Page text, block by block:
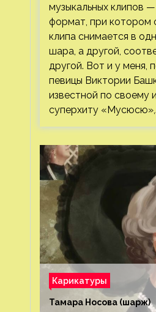
музыкальных клипов
формат, при котором
клипа снимается в
шара, а другой,
другой. Вот и у меня,
певицы Виктории
известной по своему
суперхиту
Карикатуры
Тамара Носова (шарж)⁠⁠